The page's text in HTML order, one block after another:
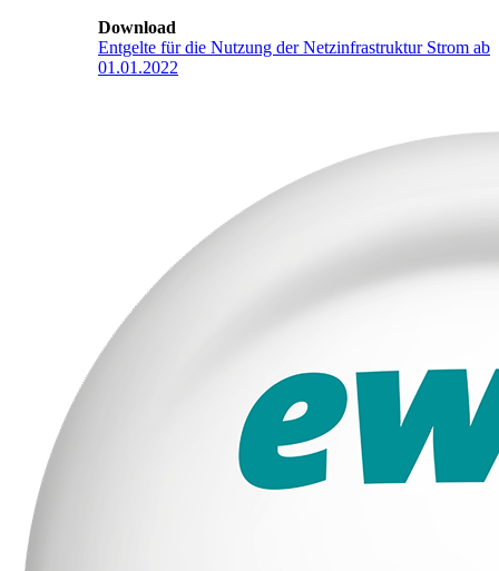
Download
Entgelte für die Nutzung der Netzinfrastruktur Strom ab
01.01.2022